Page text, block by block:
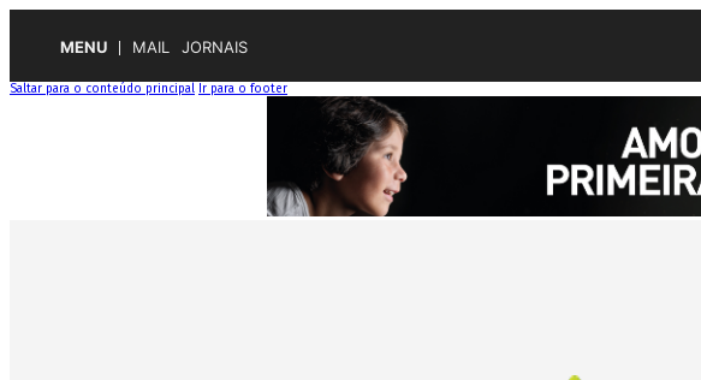
MENU MAIL JORNAIS
Saltar para o conteúdo principal Ir para o footer